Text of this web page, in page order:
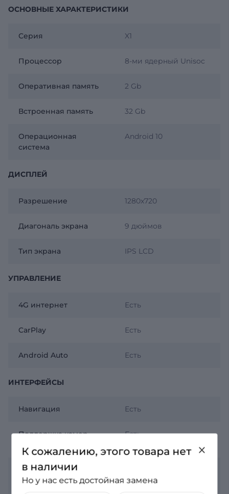
ОСНОВНЫЕ ХАРАКТЕРИСТИКИ
Серия X1
Процессор 8-ми ядерный Unisoc
Оперативная память 2 Gb
Встроенная память 32 Gb
Операционная
система
Android 10
ДИСПЛЕЙ
Разрешение 1280x720
Диагональ экрана 9 дюймов
Тип экрана IPS LCD
УПРАВЛЕНИЕ
4G интернет Есть
CarPlay Есть
Android Auto Есть
ИНТЕРФЕЙСЫ
Навигация Есть
Поддержка камер
Есть
Bluetooth
подключение
К сожалению, этого товара нет
в наличии
Но у нас есть достойная замена